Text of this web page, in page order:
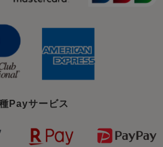
Payサービス